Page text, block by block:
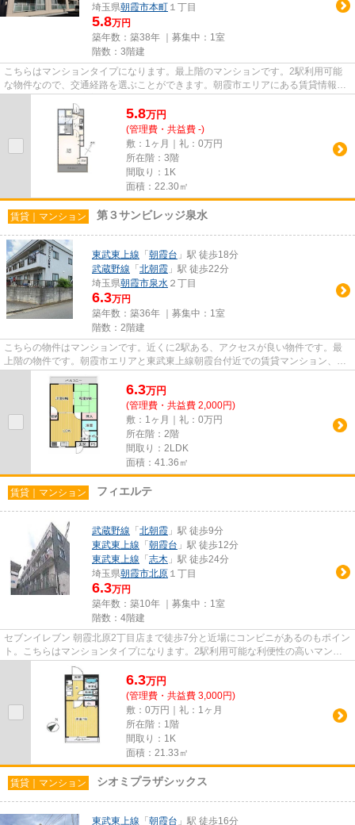
埼玉県朝霞市本町 １丁目
5.8万円
築年数：築38年 ｜募集中： 1室
階数：3階建
こちらはマンションタイプになります。最上階のマンションです。2駅利用可能
な物件なので、交通経路を選ぶことができます。朝霞市エリアにある賃貸情報の
5.8万円
(管理費・共益費 -)
敷：1ヶ月｜礼：0万円
所在階：3階
間取り：1K
面積：22.30㎡
賃貸｜マンション 第３サンビレッジ泉水
東武東上線 「 朝霞台 」駅 徒歩18分
武蔵野線 「 北朝霞 」駅 徒歩22分
埼玉県朝霞市泉水 ２丁目
6.3万円
築年数：築36年 ｜募集中： 1室
階数：2階建
こちらの物件はマンションです。近くに2駅ある、アクセスが良い物件です。最
上階の物件です。朝霞市エリアと東武東上線朝霞台付近での賃貸マンション、賃
貸アパートをお探しの方はぜひ...
6.3万円
(管理費・共益費 2,000円)
敷：1ヶ月｜礼：0万円
所在階：2階
間取り：2LDK
面積：41.36㎡
賃貸｜マンション フィエルテ
武蔵野線 「 北朝霞 」駅 徒歩9分
東武東上線 「 朝霞台 」駅 徒歩12分
東武東上線 「 志木 」駅 徒歩24分
埼玉県朝霞市北原 １丁目
6.3万円
築年数：築10年 ｜募集中： 1室
階数：4階建
セブンイレブン 朝霞北原2丁目店まで徒歩7分と近場にコンビニがあるのもポイン
ト。こちらはマンションタイプになります。2駅利用可能な利便性の高いマンシ
ョンです。一階にあるので人...
6.3万円
(管理費・共益費 3,000円)
敷：0万円｜礼：1ヶ月
所在階：1階
間取り：1K
面積：21.33㎡
賃貸｜マンション シオミプラザシックス
東武東上線 「 朝霞台 」駅 徒歩16分